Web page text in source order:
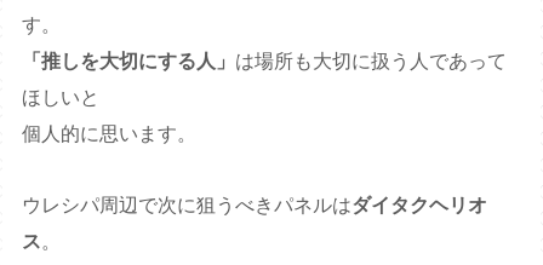
す。
「推しを大切にする人」 は場所も大切に扱う人であって
ほしいと
個人的に思います。
ウレシパ周辺で次に狙うべきパネルはダイタクヘリオ
ス。